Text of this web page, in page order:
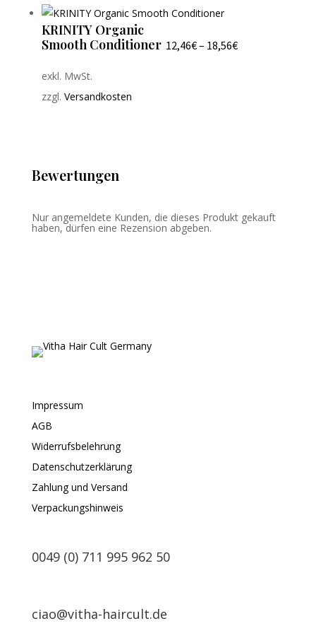
KRINITY Organic
Smooth Conditioner 12,46€– 18,56€
exkl. MwSt.
zzgl. Versandkosten
Bewertungen
Nur angemeldete Kunden, die dieses Produkt gekauft
haben, dürfen eine Rezension abgeben.
Impressum
AGB
Widerrufsbelehrung
Datenschutzerklärung
Zahlung und Versand
Verpackungshinweis
0049 (0) 711 995 962 50
ciao@vitha-haircult.de